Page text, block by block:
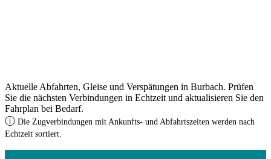
Aktuelle Abfahrten, Gleise und Verspätungen in Burbach. Prüfen
Sie die nächsten Verbindungen in Echtzeit und aktualisieren Sie den
Fahrplan bei Bedarf.
ⓘ Die Zugverbindungen mit Ankunfts- und Abfahrtszeiten werden nach
Echtzeit sortiert.